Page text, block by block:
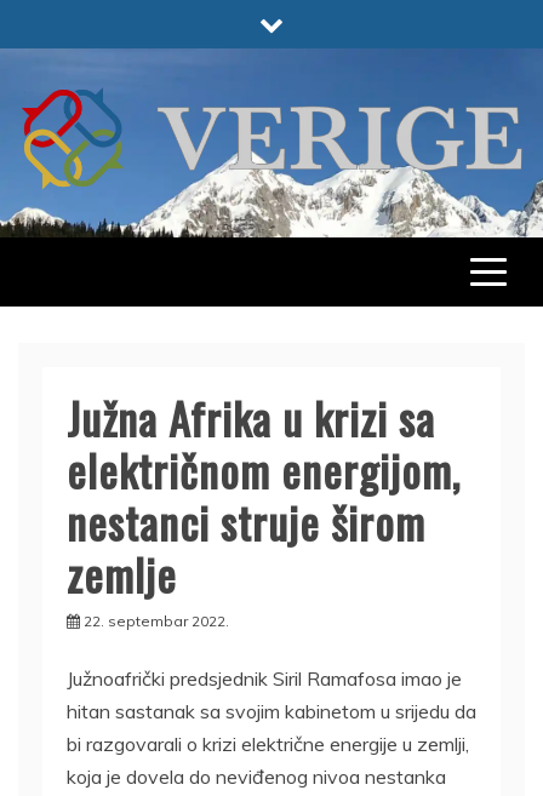
to
VERIGE
ODABRANO
Južna Afrika u krizi sa
električnom energijom,
nestanci struje širom
zemlje
22. septembar 2022.
Južnoafrički predsjednik Siril Ramafosa imao je
hitan sastanak sa svojim kabinetom u srijedu da
bi razgovarali o krizi električne energije u zemlji,
koja je dovela do neviđenog nivoa nestanka